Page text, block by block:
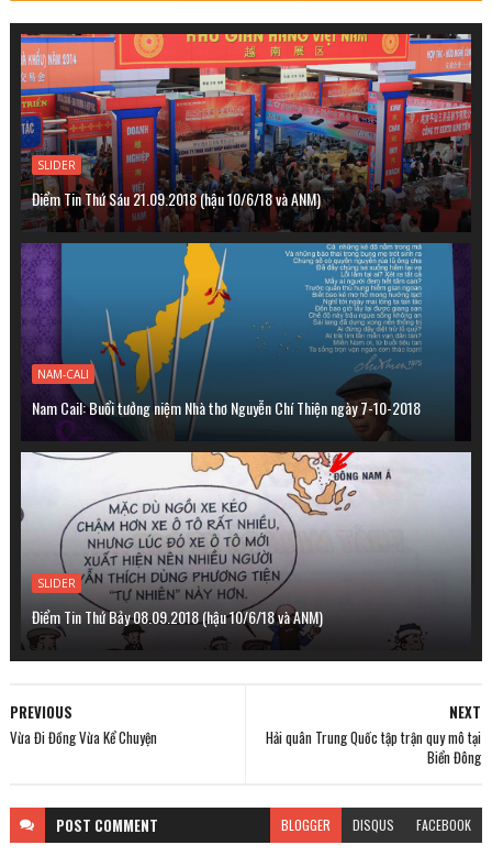
SLIDER
Điểm Tin Thứ Sáu 21.09.2018 (hậu 10/6/18 và ANM)
NAM-CALI
Nam Cail: Buổi tưởng niệm Nhà thơ Nguyễn Chí Thiện ngày 7-10-2018
SLIDER
Điểm Tin Thứ Bảy 08.09.2018 (hậu 10/6/18 và ANM)
NEXT
Hải quân Trung Quốc tập trận quy mô tại
Biển Đông
PREVIOUS
Vừa Đi Đồng Vừa Kể Chuyện
POST COMMENT BLOGGER DISQUS FACEBOOK